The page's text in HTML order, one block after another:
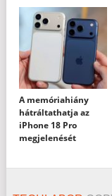
A memóriahiány
hátráltathatja az
iPhone 18 Pro
megjelenését